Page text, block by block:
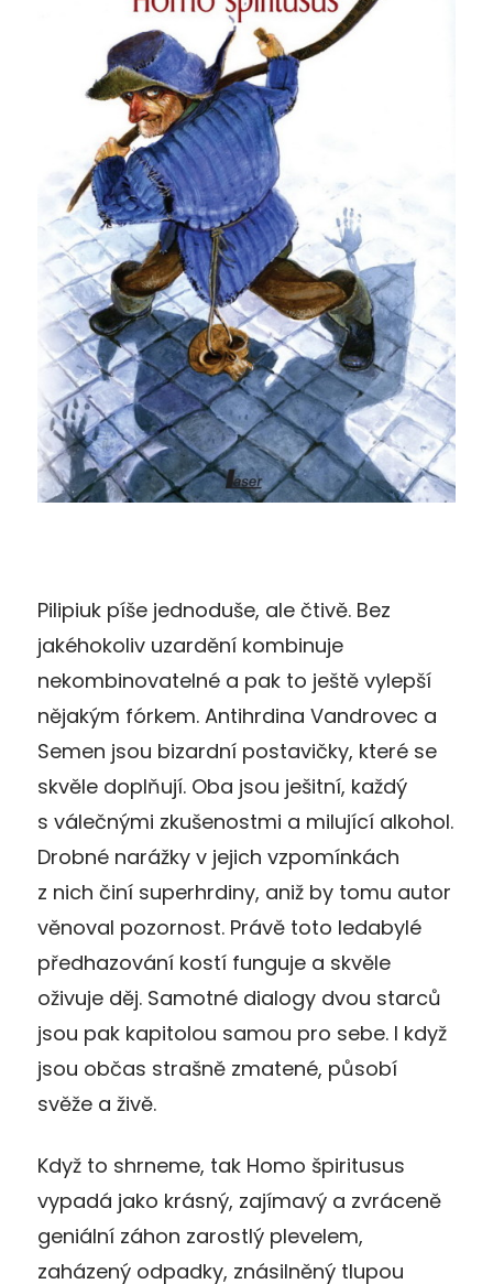
Pilipiuk píše jednoduše, ale čtivě. Bez
jakéhokoliv uzardění kombinuje
nekombinovatelné a pak to ještě vylepší
nějakým fórkem. Antihrdina Vandrovec a
Semen jsou bizardní postavičky, které se
skvěle doplňují. Oba jsou ješitní, každý
s válečnými zkušenostmi a milující alkohol.
Drobné narážky v jejich vzpomínkách
z nich činí superhrdiny, aniž by tomu autor
věnoval pozornost. Právě toto ledabylé
předhazování kostí funguje a skvěle
oživuje děj. Samotné dialogy dvou starců
jsou pak kapitolou samou pro sebe. I když
jsou občas strašně zmatené, působí
svěže a živě.
Když to shrneme, tak Homo špiritusus
vypadá jako krásný, zajímavý a zvráceně
geniální záhon zarostlý plevelem,
zaházený odpadky, znásilněný tlupou